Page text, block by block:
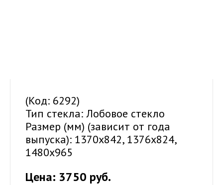
(Код: 6292)
Тип стекла: Лобовое стекло
Размер (мм) (зависит от года
выпуска): 1370х842, 1376х824,
1480х965
Цена: 3750 руб.